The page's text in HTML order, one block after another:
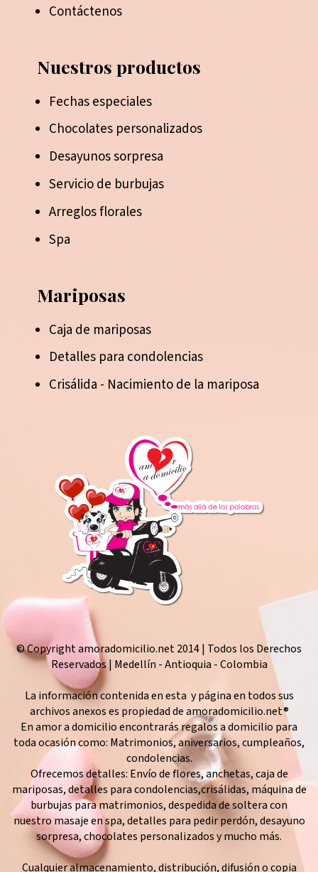
Contáctenos
Nuestros productos
Fechas especiales
Chocolates personalizados
Desayunos sorpresa
Servicio de burbujas
Arreglos florales
Spa
Mariposas
Caja de mariposas
Detalles para condolencias
Crisálida - Nacimiento de la mariposa
© Copyright amoradomicilio.net 2014 | Todos los Derechos
Reservados | Medellín - Antioquia - Colombia
La información contenida en esta y página en todos sus
archivos anexos es propiedad de amoradomicilio.net®
En amor a domicilio encontrarás regalos a domicilio para
toda ocasión como: Matrimonios, aniversarios, cumpleaños,
condolencias.
Ofrecemos detalles: Envío de flores, anchetas, caja de
mariposas, detalles para condolencias,crisálidas, máquina de
burbujas para matrimonios, despedida de soltera con
nuestro masaje en spa, detalles para pedir perdón, desayuno
sorpresa, chocolates personalizados y mucho más.
Cualquier almacenamiento, distribución, difusión o copia